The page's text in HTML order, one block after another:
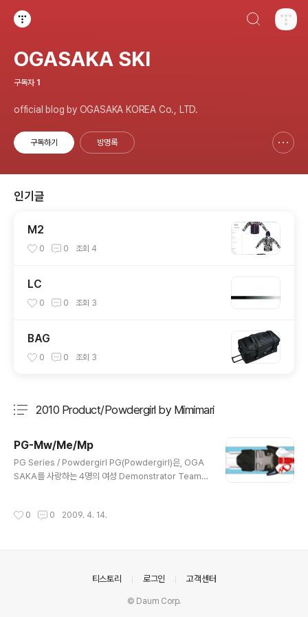
OGASAKA SKI
구독자 1
official blog by OGASAKA KOREA Co., LTD.
구독하기 방명록
인기글
M2
0 0 조회 4
LC
0 0 조회 3
BAG
0 0 조회 3
2010 Product/Powdergirl by Mimimari
PG-Mw/Me/Mp
PG Series / Powdergirl PG(Powdergirl)은, OGA
SAKA를 사랑하는 4명의 여성 Demonstrator Team
즐겁게 스킹할 수 있도록, 회전성과 조작성 및 경량화에 주
화하였습니다. 모델명 : PG-Mw/Me/Mp 제작사·원산지 :
OGASAKA Co., Ltd. / Japan 길이 : 150, 155cm 옆
들림 : 113-68-100mm 회전 반경 : 150cm/11.6m, 1
0 0 2009. 4. 14.
티스토리 로그인 고객센터
© Daum Corp.